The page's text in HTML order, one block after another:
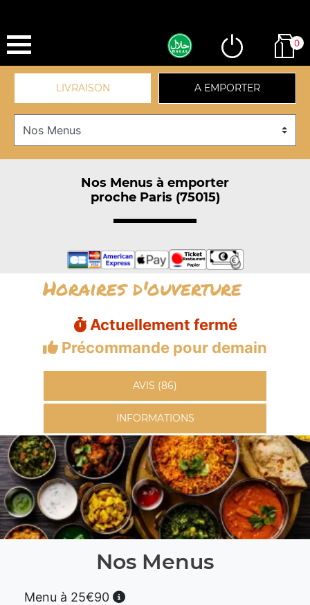
0
LIVRAISON A EMPORTER
Nos Menus à emporter
proche Paris (75015)
Horaires d'ouverture
Actuellement fermé
Précommande pour demain
AVIS (86)
INFORMATIONS
Nos Menus
Menu à 25€90